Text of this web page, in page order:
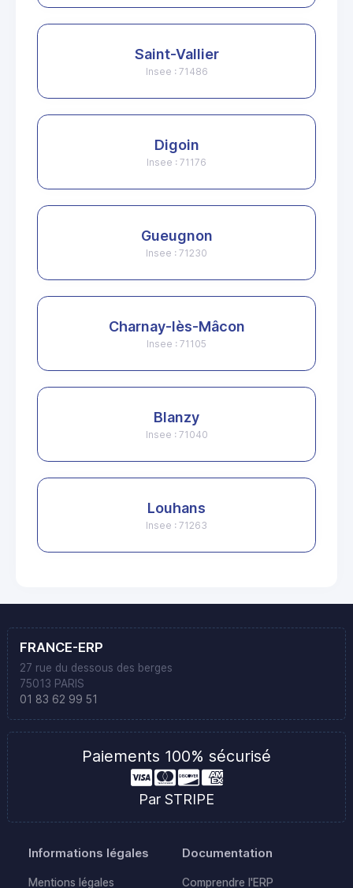
Saint-Vallier
Insee : 71486
Digoin
Insee : 71176
Gueugnon
Insee : 71230
Charnay-lès-Mâcon
Insee : 71105
Blanzy
Insee : 71040
Louhans
Insee : 71263
FRANCE-ERP
27 rue du dessous des berges
75013 PARIS
01 83 62 99 51
Paiements 100% sécurisé
Par STRIPE
Informations légales
Mentions légales
Documentation
Comprendre l'ERP